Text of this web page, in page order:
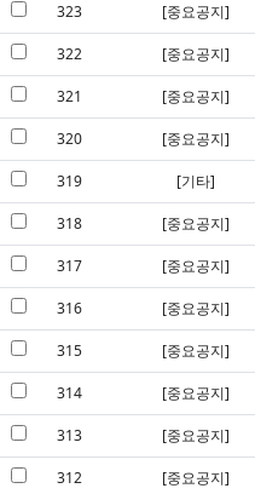
323 [중요공지]
322 [중요공지]
321 [중요공지]
320 [중요공지]
319 [기타]
318 [중요공지]
317 [중요공지]
316 [중요공지]
315 [중요공지]
314 [중요공지]
313 [중요공지]
312 [중요공지]